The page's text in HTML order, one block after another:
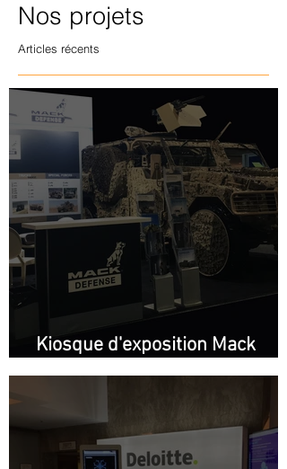
Nos projets
Articles récents
Kiosque d'exposition Mack
Defense